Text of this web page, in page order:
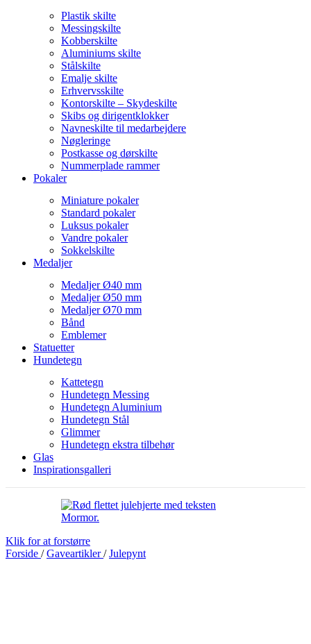
Plastik skilte
Messingskilte
Kobberskilte
Aluminiums skilte
Stålskilte
Emalje skilte
Erhvervsskilte
Kontorskilte – Skydeskilte
Skibs og dirigentklokker
Navneskilte til medarbejdere
Nøgleringe
Postkasse og dørskilte
Nummerplade rammer
Pokaler
Miniature pokaler
Standard pokaler
Luksus pokaler
Vandre pokaler
Sokkelskilte
Medaljer
Medaljer Ø40 mm
Medaljer Ø50 mm
Medaljer Ø70 mm
Bånd
Emblemer
Statuetter
Hundetegn
Kattetegn
Hundetegn Messing
Hundetegn Aluminium
Hundetegn Stål
Glimmer
Hundetegn ekstra tilbehør
Glas
Inspirationsgalleri
Klik for at forstørre
Forside / Gaveartikler/ Julepynt